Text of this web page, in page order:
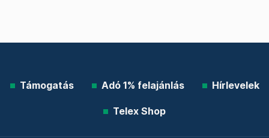
Támogatás Adó 1% felajánlás Hírlevelek
Telex Shop